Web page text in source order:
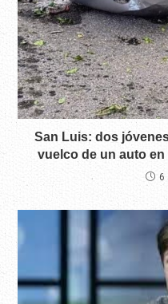
San Luis: dos
vuelco de un auto
6